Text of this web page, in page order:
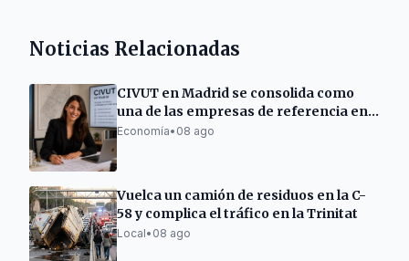
Noticias Relacionadas
CIVUT en Madrid se consolida como
una de las empresas de referencia en
la tramitación de licencias turísticas
Economía• 08 ago
Vuelca un camión de residuos en la C-
58 y complica el tráfico en la Trinitat
Local• 08 ago